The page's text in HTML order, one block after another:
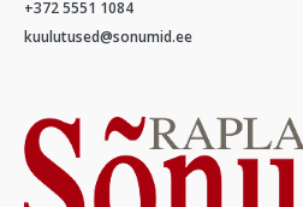
+372 5551 1084
kuulutused@sonumid.ee